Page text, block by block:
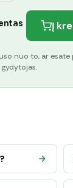
Į
nuo to, ar esate